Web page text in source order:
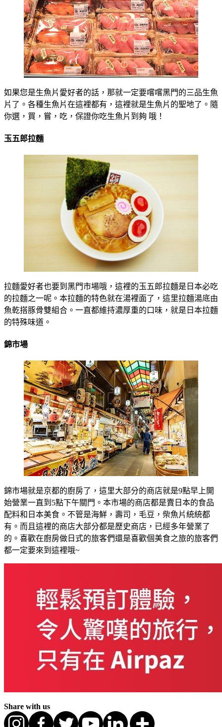
如果您是生魚片愛好者的話，那就一定要嚐嚐黑門的三品生魚
片了。各種生魚片在這裡都有，這裡就是生魚片的聖地了。隨
你選，買，嘗，吃，保證你吃生魚片到夠 哦！
玉五郎拉麵
拉麵愛好者也要到黑門市場哦，這裡的玉五郎拉麵是日本必吃
的拉麵之一呢。本拉麵的特色就在湯裡面了，這里拉麵湯底由
魚乾搭豚骨雙組合。一直都維持濃厚重的口味，就是日本拉麵
的特殊味道。
錦市場
錦市場就是京都的廚房了，這里大部分的商店就是9點早上開
始營業一直到5點下午關門。本市場的商店都是賣日本的食品
配料和日本美食。不管是海鮮，壽司，毛豆，柴魚片統統都
有。而且這裡的商店大部分都是歷史商店，已經多年營業了
的。喜歡在廚房做日式的旅客們還是喜歡個美食之旅的旅客們
都一定要來到這裡哦~
Share with us